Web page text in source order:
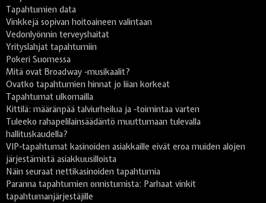
Tapahtumien data
Vinkkejä sopivan hoitoaineen valintaan
Vedonlyönnin terveyshaitat
Yrityslahjat tapahtumiin
Pokeri Suomessa
Mitä ovat Broadway -musikaalit?
Ovatko tapahtumien hinnat jo liian korkeat
Tapahtumat ulkomailla
Kittilä: määränpää talviurheilua ja -toimintaa varten
Tuleeko rahapelilainsäädäntö muuttumaan tulevalla
hallituskaudella?
VIP-tapahtumat kasinoiden asiakkaille eivät eroa muiden alojen
järjestämistä asiakkuusilloista
Näin seuraat nettikasinoiden tapahtumia
Paranna tapahtumien onnistumista: Parhaat vinkit
tapahtumanjärjestäjille